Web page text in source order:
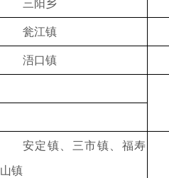
三阳乡
瓮江镇
浯口镇
安定镇、三市镇、福寿
山镇